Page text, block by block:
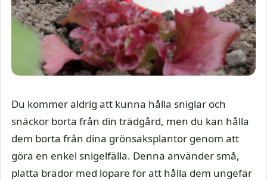
Du kommer aldrig att kunna hålla sniglar och
snäckor borta från din trädgård, men du kan hålla
dem borta från dina grönsaksplantor genom att
göra en enkel snigelfälla. Denna använder små,
platta brädor med löpare för att hålla dem ungefär